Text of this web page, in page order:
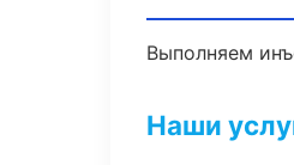
Выполняем
Наши